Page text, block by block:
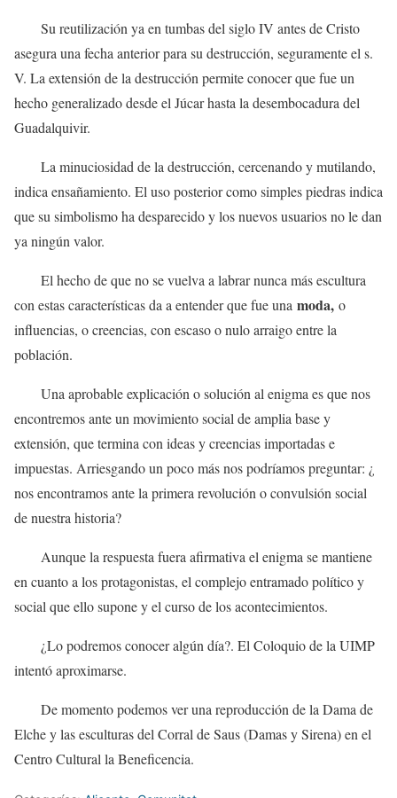
Su reutilización ya en tumbas del siglo IV antes de Cristo
asegura una fecha anterior para su destrucción, seguramente el s.
V. La extensión de la destrucción permite conocer que fue un
hecho generalizado desde el Júcar hasta la desembocadura del
Guadalquivir.
La minuciosidad de la destrucción, cercenando y mutilando,
indica ensañamiento. El uso posterior como simples piedras indica
que su simbolismo ha desparecido y los nuevos usuarios no le dan
ya ningún valor.
El hecho de que no se vuelva a labrar nunca más escultura
con estas características da a entender que fue una moda, o
influencias, o creencias, con escaso o nulo arraigo entre la
población.
Una aprobable explicación o solución al enigma es que nos
encontremos ante un movimiento social de amplia base y
extensión, que termina con ideas y creencias importadas e
impuestas. Arriesgando un poco más nos podríamos preguntar: ¿
nos encontramos ante la primera revolución o convulsión social
de nuestra historia?
Aunque la respuesta fuera afirmativa el enigma se mantiene
en cuanto a los protagonistas, el complejo entramado político y
social que ello supone y el curso de los acontecimientos.
¿Lo podremos conocer algún día?. El Coloquio de la UIMP
intentó aproximarse.
De momento podemos ver una reproducción de la Dama de
Elche y las esculturas del Corral de Saus (Damas y Sirena) en el
Centro Cultural la Beneficencia.